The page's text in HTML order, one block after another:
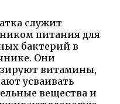
служит
питания для
бактерий в
Они
витамины,
усваивать
вещества и